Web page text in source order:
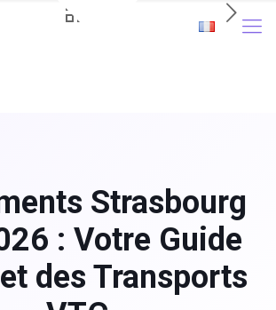
Strasbourg
: Votre Guide
des Transports